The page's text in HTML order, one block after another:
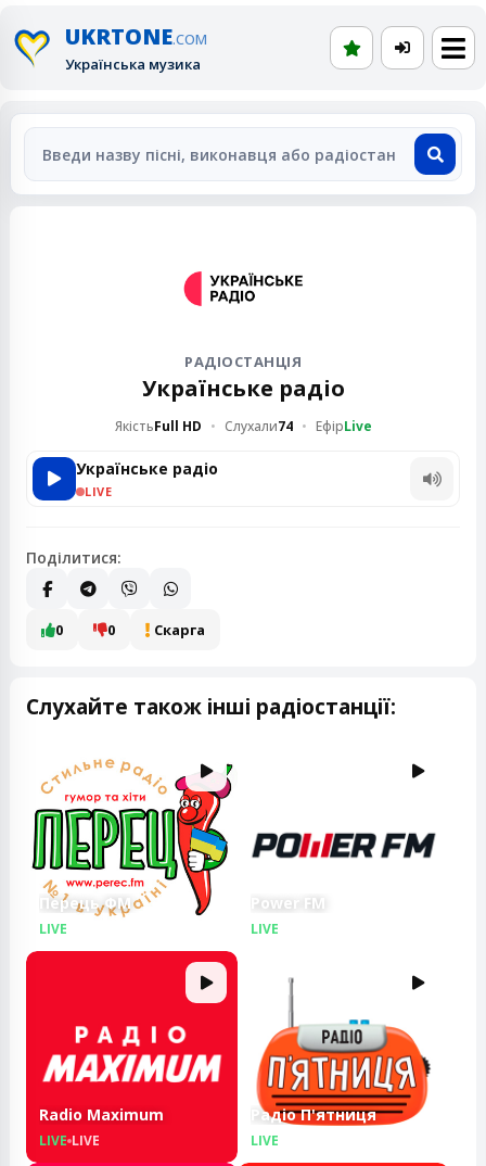
UKRTONE.COM
Українська музика
РАДІОСТАНЦІЯ
Українське радіо
ЯкістьFull HD Слухали74 ЕфірLive
Українське радіо
LIVE
Поділитися:
0 0 Скарга
Слухайте також інші радіостанції:
Перець ФМ
LIVE
Power FM
LIVE
Radio Maximum
LIVE LIVE
Радіо П'ятниця
LIVE